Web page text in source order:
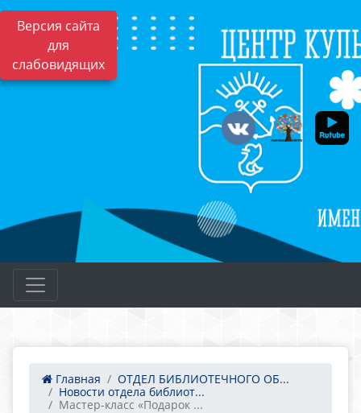
Версия сайта
для
слабовидящих
Главная
ОТДЕЛ БИБЛИОТЕЧНОГО ОБ...
Новости отдела библиот...
Мастер-класс «Подарок ...